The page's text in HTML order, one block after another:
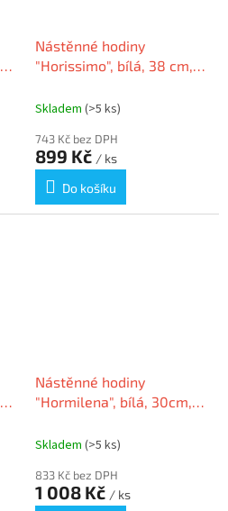
Nástěnné hodiny
"Horissimo", bílá, 38 cm,
Skladem (>5 ks)
743 Kč bez DPH
899 Kč / ks
Do košíku
Nástěnné hodiny
"Hormilena", bílá, 30cm,
Skladem (>5 ks)
833 Kč bez DPH
1 008 Kč / ks